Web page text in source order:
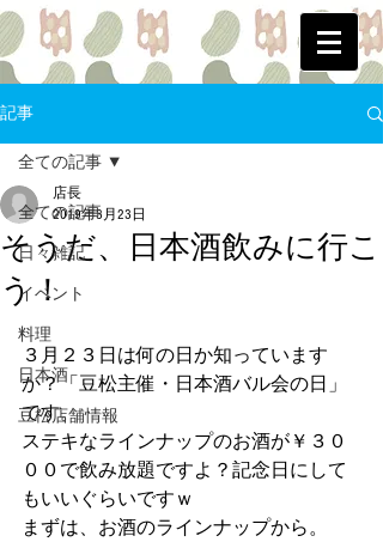
記事
全ての記事
日々雑記
イベント
料理
日本酒
豆松店舗情報
全ての記事
そうだ、日本酒飲みに行こ
う！
店長
2019年3月23日
３月２３日は何の日か知っています
か？「豆松主催・日本酒バル会の日」
です。
ステキなラインナップのお酒が￥３０
００で飲み放題ですよ？記念日にして
もいいぐらいですｗ
まずは、お酒のラインナップから。